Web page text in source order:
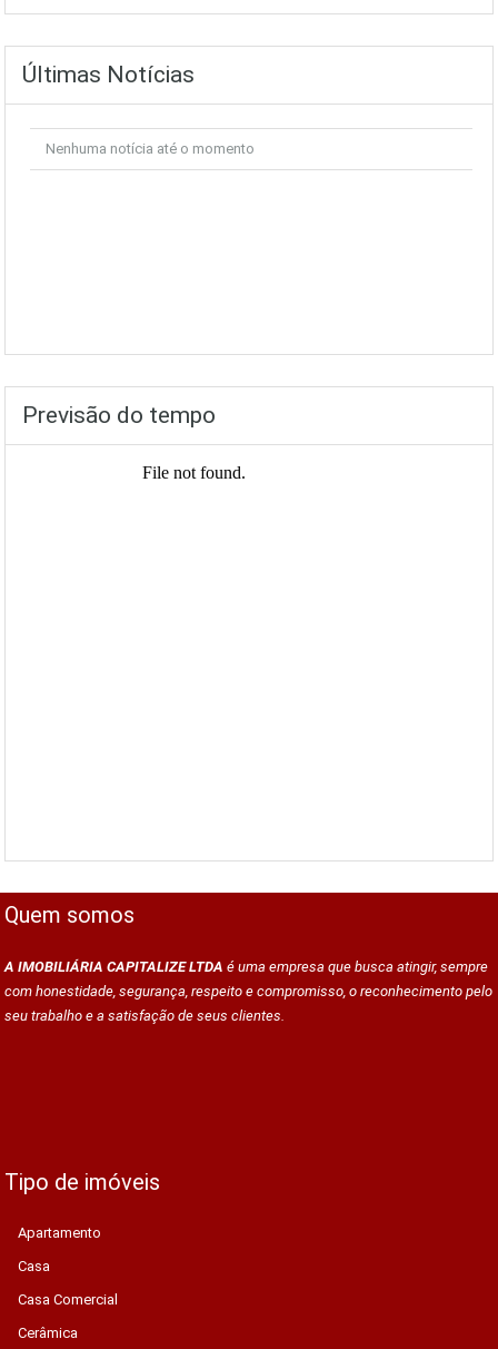
Últimas Notícias
Nenhuma notícia até o momento
Previsão do tempo
Quem somos
A IMOBILIÁRIA CAPITALIZE LTDA é uma empresa que busca atingir, sempre
com honestidade, segurança, respeito e compromisso, o reconhecimento pelo
seu trabalho e a satisfação de seus clientes.
Tipo de imóveis
Apartamento
Casa
Casa Comercial
Cerâmica